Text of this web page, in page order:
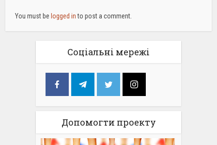
You must be logged into post a comment.
Соціальні мережі
Допомогти проекту